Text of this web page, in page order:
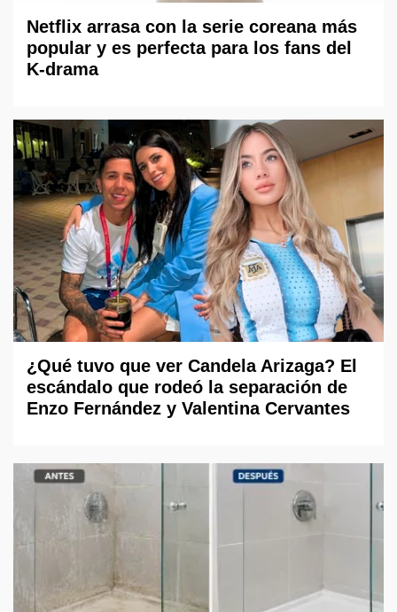
Netflix arrasa con la serie coreana más
popular y es perfecta para los fans del
K-drama
¿Qué tuvo que ver Candela Arizaga? El
escándalo que rodeó la separación de
Enzo Fernández y Valentina Cervantes